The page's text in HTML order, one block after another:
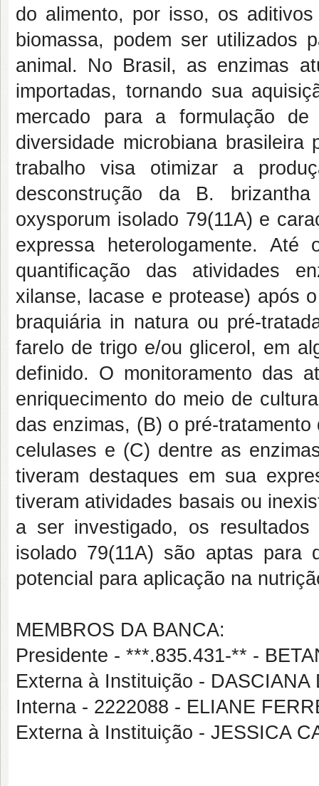
do alimento, por isso, os
biomassa, podem ser utilizados
animal. No Brasil, as enzimas
importadas, tornando sua
mercado para a formulação
diversidade microbiana
trabalho visa otimizar a
desconstrução da B.
oxysporum isolado 79(11A) e
expressa heterologamente.
quantificação das atividades
xilanse, lacase e protease) após
braquiária in natura ou pré-
farelo de trigo e/ou glicerol, em
definido. O monitoramento das
enriquecimento do meio de
das enzimas, (B) o pré-
celulases e (C) dentre as
tiveram destaques em sua
tiveram atividades basais ou
a ser investigado, os
isolado 79(11A) são aptas para
potencial para aplicação na
MEMBROS DA BANCA:
Presidente - ***.835.431-** -
Externa à Instituição -
Interna - 2222088 - ELIANE
Externa à Instituição - JESSICA